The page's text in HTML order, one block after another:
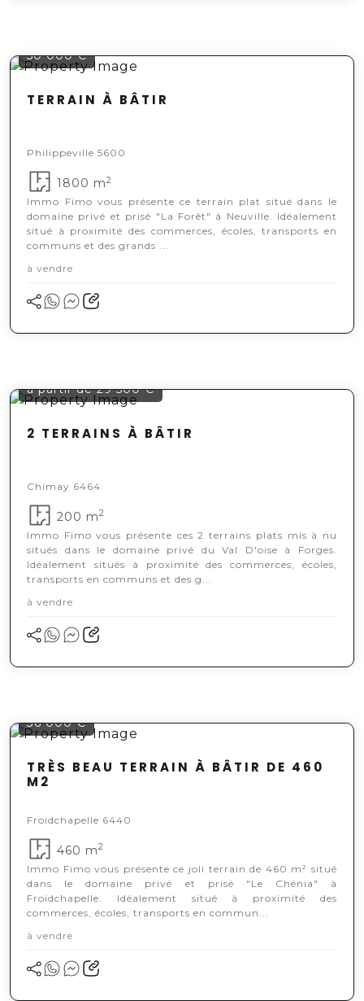
50 000 €
TERRAIN À BÂTIR
Philippeville 5600
1800 m2
Immo Fimo vous présente ce terrain plat situé dans le
domaine privé et prisé "La Forêt" à Neuville. Idéalement
situé à proximité des commerces, écoles, transports en
communs et des grands ...
à vendre
à partir de 29 500 €
2 TERRAINS À BÂTIR
Chimay 6464
200 m2
Immo Fimo vous présente ces 2 terrains plats mis à nu
situés dans le domaine privé du Val D'oise à Forges.
Idéalement situés à proximité des commerces, écoles,
transports en communs et des g...
à vendre
36 000 €
TRÈS BEAU TERRAIN À BÂTIR DE 460
M2
Froidchapelle 6440
460 m2
Immo Fimo vous présente ce joli terrain de 460 m² situé
dans le domaine privé et prisé "Le Chénia" à
Froidchapelle. Idéalement situé à proximité des
commerces, écoles, transports en commun...
à vendre